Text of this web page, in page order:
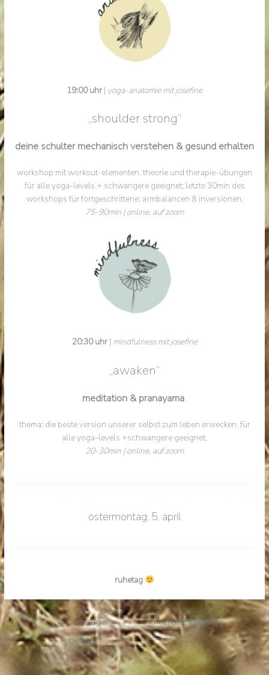
19:00 uhr | yoga-anatomie mit josefine
„shoulder strong“
deine schulter mechanisch verstehen & gesund erhalten
workshop mit workout-elementen. theorie und therapie-übungen
für alle yoga-levels + schwangere geeignet; letzte 30min des
workshops für fortgeschrittene: armbalancen & inversionen.
75-90min | online, auf zoom
20:30 uhr | mindfulness mit josefine
„awaken“
meditation & pranayama
thema: die beste version unserer selbst zum leben erwecken. für
alle yoga-levels +schwangere geeignet.
20-30min | online, auf zoom
ostermontag, 5. april
ruhetag
←vorheriger
beitrag
nächster beitrag
→